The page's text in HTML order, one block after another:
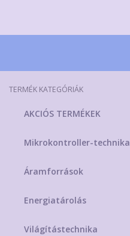
TERMÉK KATEGÓRIÁK
AKCIÓS TERMÉKEK
Mikrokontroller-technika
Áramforrások
Energiatárolás
Világítástechnika